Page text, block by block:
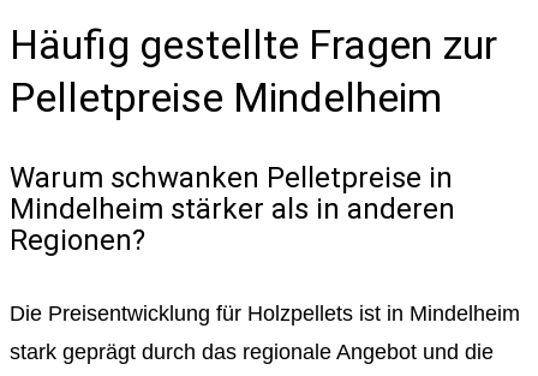
Häufig gestellte Fragen zur
Pelletpreise Mindelheim
Warum schwanken Pelletpreise in
Mindelheim stärker als in anderen
Regionen?
Die Preisentwicklung für Holzpellets ist in Mindelheim
stark geprägt durch das regionale Angebot und die